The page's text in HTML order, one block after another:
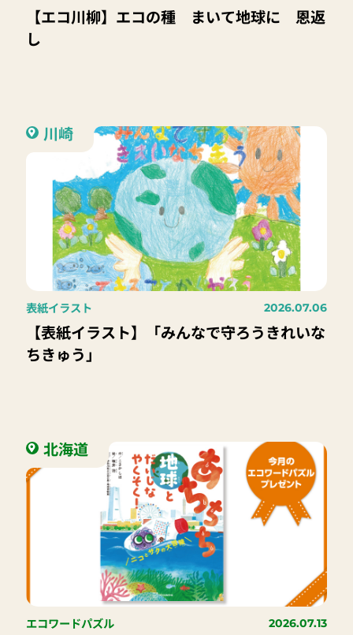
【エコ川柳】エコの種 まいて地球に 恩返
し
川崎
表紙イラスト 2026.07.06
【表紙イラスト】「みんなで守ろうきれいな
ちきゅう」
北海道
エコワードパズル 2026.07.13